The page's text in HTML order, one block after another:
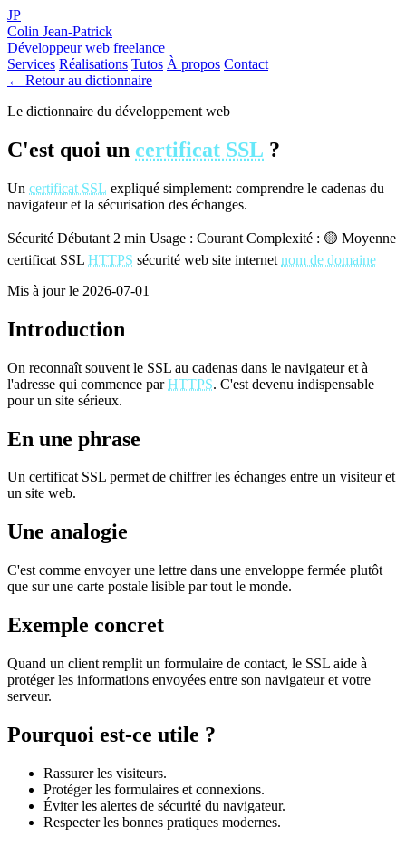
JP
Colin Jean-Patrick
Développeur web freelance
Services Réalisations Tutos À propos Contact
← Retour au dictionnaire
Le dictionnaire du développement web
C'est quoi un certificat SSL ?
Un certificat SSL expliqué simplement: comprendre le cadenas du
navigateur et la sécurisation des échanges.
Sécurité Débutant 2 min Usage : Courant Complexité : 🟡 Moyenne
certificat SSL HTTPS sécurité web site internet nom de domaine
Mis à jour le 2026-07-01
Introduction
On reconnaît souvent le SSL au cadenas dans le navigateur et à
l'adresse qui commence parHTTPS. C'est devenu indispensable
pour un site sérieux.
En une phrase
Un certificat SSL permet de chiffrer les échanges entre un visiteur et
un site web.
Une analogie
C'est comme envoyer une lettre dans une enveloppe fermée plutôt
que sur une carte postale lisible par tout le monde.
Exemple concret
Quand un client remplit un formulaire de contact, le SSL aide à
protéger les informations envoyées entre son navigateur et votre
serveur.
Pourquoi est-ce utile ?
Rassurer les visiteurs.
Protéger les formulaires et connexions.
Éviter les alertes de sécurité du navigateur.
Respecter les bonnes pratiques modernes.